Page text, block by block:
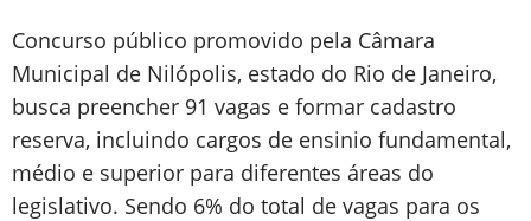
Concurso público promovido pela Câmara
Municipal de Nilópolis, estado do Rio de Janeiro,
busca preencher 91 vagas e formar cadastro
reserva, incluindo cargos de ensinio fundamental,
médio e superior para diferentes áreas do
legislativo. Sendo 6% do total de vagas para os